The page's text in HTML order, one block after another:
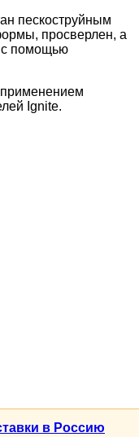
пескоструйным
просверлен, а
с помощью
Ignite.
в Россию